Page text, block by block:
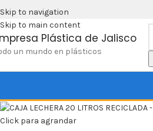
Skip to navigation
Skip to main content
Plástica de Jalisco
un mundo en plásticos
Click para agrandar